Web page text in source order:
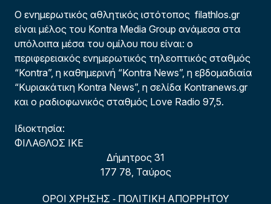
Ο ενημερωτικός αθλητικός ιστότοπος filathlos.gr
είναι μέλος του Kontra Media Group ανάμεσα στα
υπόλοιπα μέσα του ομίλου που είναι: ο
περιφερειακός ενημερωτικός τηλεοπτικός σταθμός
“Kontra”, η καθημερινή “Kontra News”, η εβδομαδιαία
“Κυριακάτικη Kontra News”, η σελίδα Kontranews.gr
και ο ραδιοφωνικός σταθμός Love Radio 97,5.
Ιδιοκτησία:
ΦΙΛΑΘΛΟΣ ΙΚΕ
Δήμητρος 31
177 78, Ταύρος
ΟΡΟΙ ΧΡΗΣΗΣ - ΠΟΛΙΤΙΚΗ ΑΠΟΡΡΗΤΟΥ